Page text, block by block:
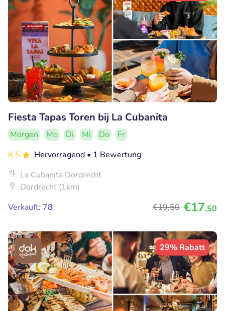
Fiesta Tapas Toren bij La Cubanita
Morgen Mo Di Mi Do
Fr
8.5
Hervorragend • 1 Bewertung
La Cubanita Dordrecht
Dordrecht (1km)
Verkauft: 78
€19,50 €17,50
29% Rabatt